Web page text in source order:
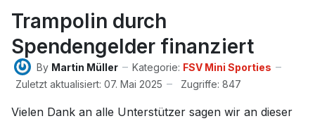
Trampolin durch
Spendengelder finanziert
By Martin Müller Kategorie: FSV Mini Sporties
Zuletzt aktualisiert: 07. Mai 2025
Zugriffe: 847
Vielen Dank an alle Unterstützer sagen wir an dieser